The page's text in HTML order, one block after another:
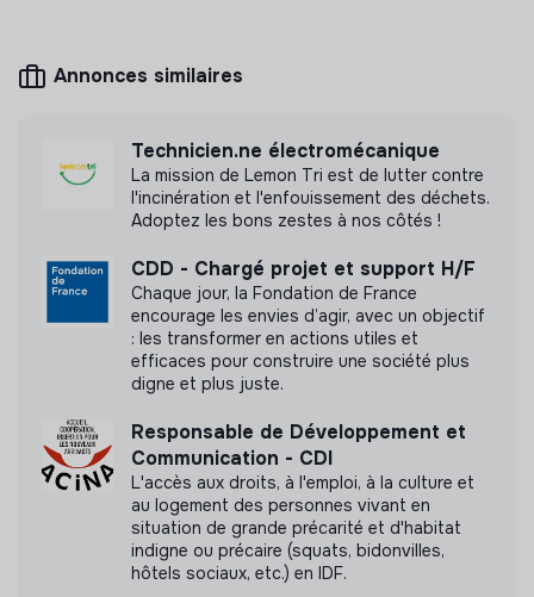
Mesure d'impact
cabinet externe à la structure.
Découvrir l'étude d'impact
Labels et certifications
Membre de la communauté Sobriété
Pratiques et politiques internes
Annonces similaires
Technicien.ne électromécanique
La mission de Lemon Tri est de lutter contre
l'incinération et l'enfouissement des déchets.
Adoptez les bons zestes à nos côtés !
CDD - Chargé projet et support H/F
Chaque jour, la Fondation de France
encourage les envies d’agir, avec un objectif
: les transformer en actions utiles et
efficaces pour construire une société plus
digne et plus juste.
Responsable de Développement et
Communication - CDI
L'accès aux droits, à l'emploi, à la culture et
au logement des personnes vivant en
situation de grande précarité et d'habitat
indigne ou précaire (squats, bidonvilles,
hôtels sociaux, etc.) en IDF.